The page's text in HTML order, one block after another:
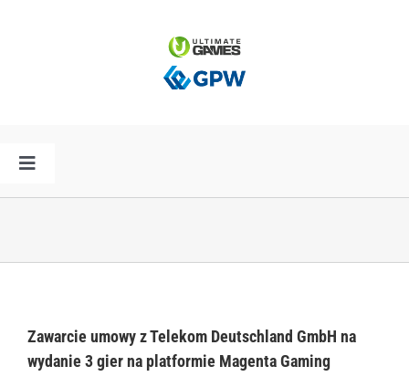
Toggle
Navigation
PLAN PREMIER
Zawarcie umowy z Telekom Deutschland GmbH na
wydanie 3 gier na platformie Magenta Gaming